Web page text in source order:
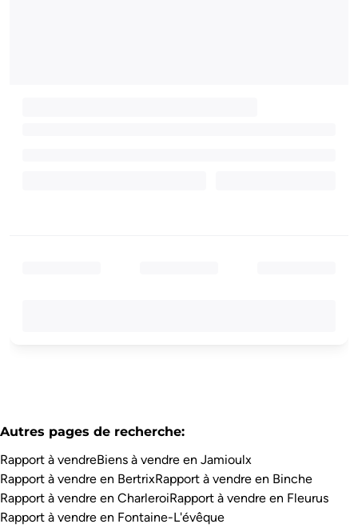
Autres pages de recherche:
Rapport à vendreBiens à vendre en Jamioulx
Rapport à vendre en BertrixRapport à vendre en Binche
Rapport à vendre en CharleroiRapport à vendre en Fleurus
Rapport à vendre en Fontaine-L'évêque